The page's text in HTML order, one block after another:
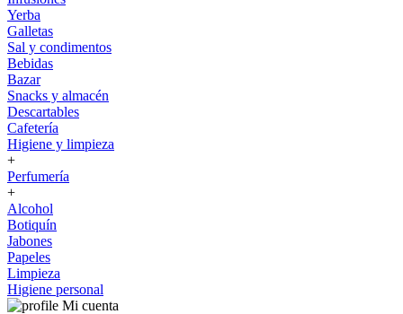
Yerba
Galletas
Sal y condimentos
Bebidas
Bazar
Snacks y almacén
Descartables
Cafetería
Higiene y limpieza
+
Perfumería
+
Alcohol
Botiquín
Jabones
Papeles
Limpieza
Higiene personal
Mi cuenta